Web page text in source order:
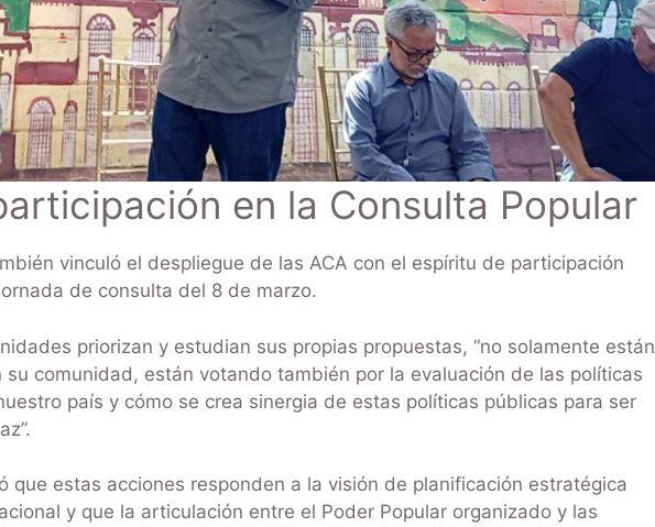
en la Consulta Popular
vinculó el despliegue de las ACA con el espíritu de participación
de consulta del 8 de marzo.
priorizan y estudian sus propias propuestas, “no solamente están
comunidad, están votando también por la evaluación de las políticas
país y cómo se crea sinergia de estas políticas públicas para ser
que estas acciones responden a la visión de planificación estratégica
y que la articulación entre el Poder Popular organizado y las